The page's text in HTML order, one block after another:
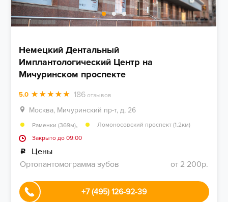
Немецкий Дентальный
Имплантологический Центр на
Мичуринском проспекте
5.0 186 отзывов
Москва, Мичуринский пр-т, д, 26
Раменки (369м),
Ломоносовский проспект (1.2км)
Закрыто до 09:00
Цены
Ортопантомограмма зубов
от 2 200р.
+7 (495) 126-92-39